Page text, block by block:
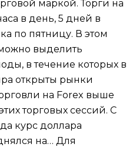
маркой. Торги на
в день, 5 дней в
по пятницу. В этом
выделить
в течение которых в
открыты рынки
на Forex выше
торговых сессий. С
курс доллара
на… Для